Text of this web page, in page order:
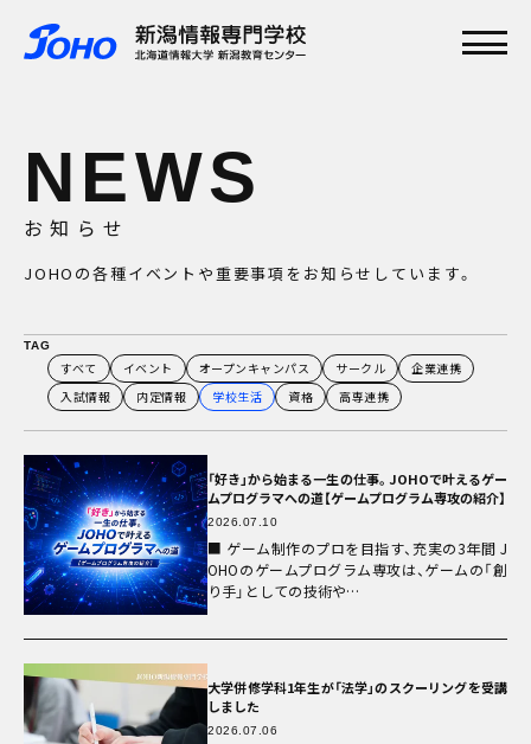
特集
学校紹介
学科・専攻
就職実績
オープンキャンパス
NEWS
お知らせ
JOHOの各種イベントや重要事項をお知らせしています。
すべて イベント オープンキャンパス サークル
企業連携
入試情報
内定情報 学校生活 資格 高専連携
「好き」から始まる一生の仕事。JOHOで叶えるゲー
ムプログラマへの道【ゲームプログラム専攻の紹介】
2026.07.10
■ ゲーム制作のプロを目指す、充実の3年間 J
OHOのゲームプログラム専攻は、ゲームの「創
り手」としての技術や…
大学併修学科1年生が「法学」のスクーリングを受講
しました
2026.07.06